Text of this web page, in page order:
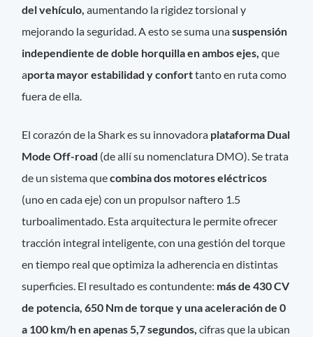
del vehículo, aumentando la rigidez torsional y
mejorando la seguridad. A esto se suma unasuspensión
independiente de doble horquilla en ambos ejes, que
aporta mayor estabilidad y conforttanto en ruta como
fuera de ella.
El corazón de la Shark es su innovadora plataforma Dual
Mode Off-road (de allí su nomenclatura DMO). Se trata
de un sistema quecombina dos motores eléctricos
(uno en cada eje) con un propulsor naftero 1.5
turboalimentado. Esta arquitectura le permite ofrecer
tracción integral inteligente, con una gestión del torque
en tiempo real que optimiza la adherencia en distintas
superficies. El resultado es contundente: más de 430 CV
de potencia, 650 Nm de torque y una aceleración de 0
a 100 km/h en apenas 5,7 segundos, cifras que la ubican